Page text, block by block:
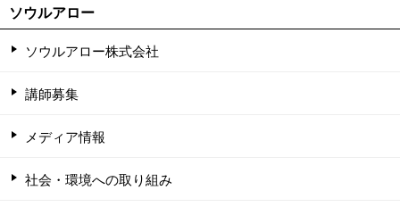
ソウルアロー
ソウルアロー株式会社
講師募集
メディア情報
社会・環境への取り組み